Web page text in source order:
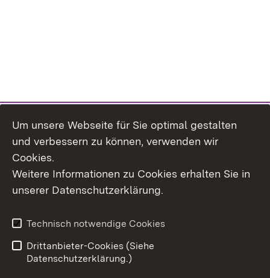
Erklärung zur
Benutzungshinweise
Um unsere Webseite für Sie optimal gestalten
und verbessern zu können, verwenden wir
Cookies.
Weitere Informationen zu Cookies erhalten Sie in
unserer Datenschutzerklärung.
Technisch notwendige Cookies
Drittanbieter-Cookies (Siehe
Datenschutzerklärung.)